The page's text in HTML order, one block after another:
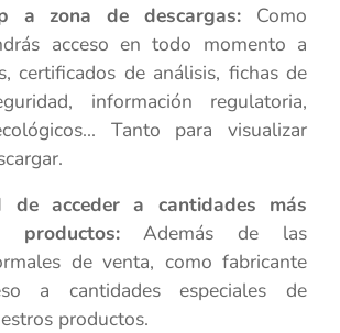
a zona de descargas: Como
acceso en todo momento a
certificados de análisis, fichas de
información regulatoria,
Tanto para visualizar
de acceder a cantidades más
productos:Además de las
de venta, como fabricante
a cantidades especiales de
productos.